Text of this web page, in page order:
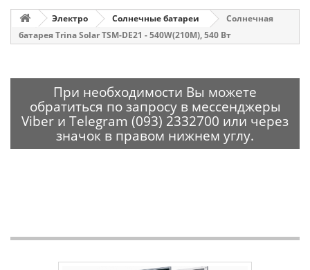
Электро Солнечные батареи
Солнечная
батарея Trina Solar TSM-DE21 - 540W(210M), 540 Вт
При необходимости Вы можете
обратиться по запросу в мессенджеры
Viber и Telegram (093) 2332700 или через
значок в правом нижнем углу.